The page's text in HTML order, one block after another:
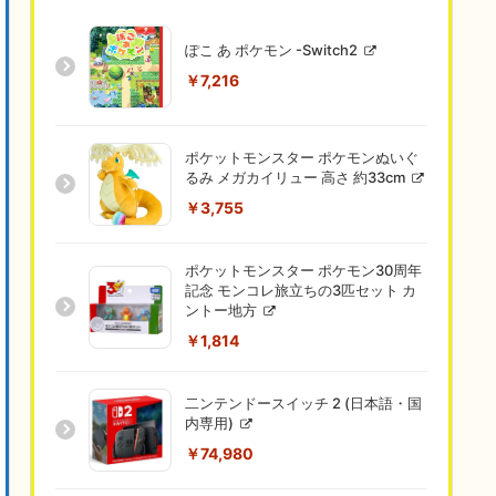
ぽこ あ ポケモン -Switch2
￥7,216
ポケットモンスター ポケモンぬいぐ
るみ メガカイリュー 高さ 約33cm
￥3,755
ポケットモンスター ポケモン30周年
記念 モンコレ旅立ちの3匹セット カ
ントー地方
￥1,814
二ンテンドースイッチ 2 (日本語・国
内専用)
￥74,980